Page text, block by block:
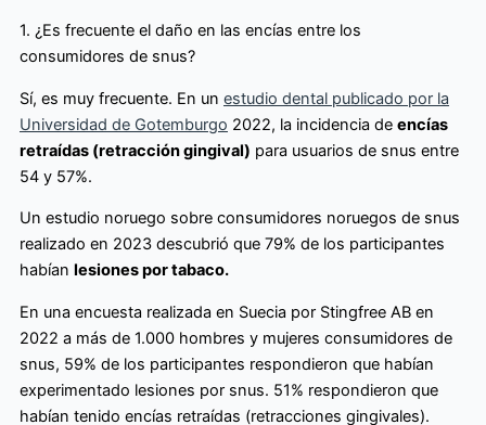
1. ¿Es frecuente el daño en las encías entre los
consumidores de snus?
Sí, es muy frecuente. En un estudio dental publicado por la
Universidad de Gotemburgo 2022, la incidencia de encías
retraídas (retracción gingival) para usuarios de snus entre
54 y 57%.
Un estudio noruego sobre consumidores noruegos de snus
realizado en 2023 descubrió que 79% de los participantes
habían lesiones por tabaco.
En una encuesta realizada en Suecia por Stingfree AB en
2022 a más de 1.000 hombres y mujeres consumidores de
snus, 59% de los participantes respondieron que habían
experimentado lesiones por snus. 51% respondieron que
habían tenido encías retraídas (retracciones gingivales).